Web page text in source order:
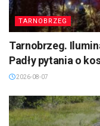
TARNOBRZEG
Tarnobrzeg.
Padły pytania o
2026-08-07